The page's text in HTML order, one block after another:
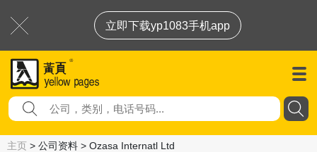
立即下载yp1083手机app
主页 > 公司资料 > Ozasa Internatl Ltd